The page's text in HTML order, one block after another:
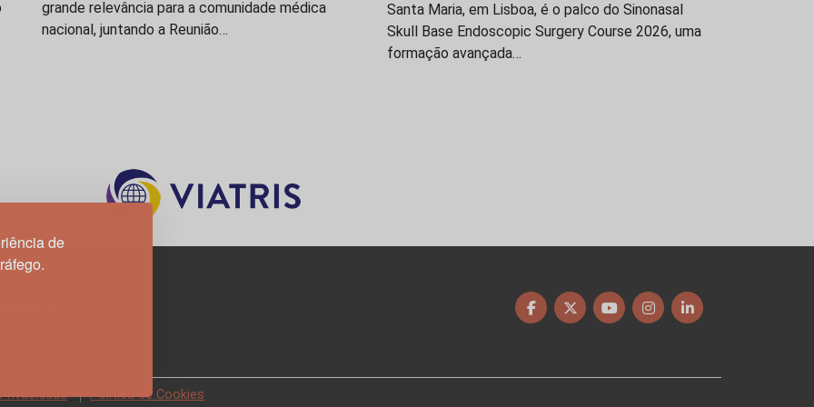
de
grande relevância para a comunidade médica
nacional, juntando a Reunião…
Santa Maria, em Lisboa, é o palco do Sinonasal
Skull Base Endoscopic Surgery Course 2026, uma
formação avançada…
Política de Cookies